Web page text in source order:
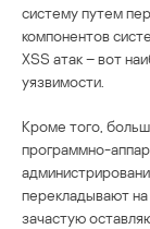
систему путем
компонентов
XSS атак – вот
уязвимости.
Кроме того,
программно-
перекладывают
зачастую